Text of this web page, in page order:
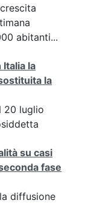
abitanti...
la
la
20 luglio
su casi
fase
diffusione